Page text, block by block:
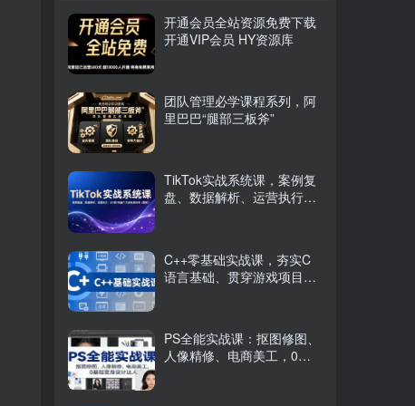
开通会员全站资源免费下载
开通VIP会员 HY资源库
团队管理必学课程系列，阿
里巴巴“腿部三板斧”
TikTok实战系统课，案例复
盘、数据解析、运营执行，
C++零基础实战课，夯实C
语言基础、贯穿游戏项目、
PS全能实战课：抠图修图、
人像精修、电商美工，0基